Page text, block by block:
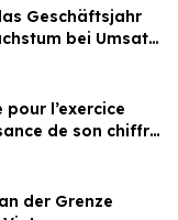
Geschäftsjahr
bei Umsatz
vor 30
das 500-Fache
l’exercice
de son chiffre
marquant
500 de son
depuis son
der Grenze